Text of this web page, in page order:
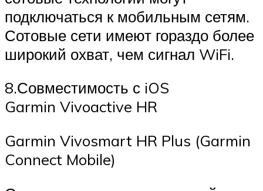
подключаться к мобильным сетям.
Сотовые сети имеют гораздо более
широкий охват, чем сигнал WiFi.
8.Совместимость с iOS
Garmin Vivoactive HR
Garmin Vivosmart HR Plus (Garmin
Connect Mobile)